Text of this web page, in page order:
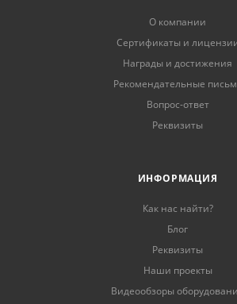
О компании
Сертификаты и
Награды и достижения
Рекомендательные
Вопрос-ответ
Реквизиты
ИНФОРМАЦИЯ
Как нас найти?
Блог
Реквизиты
Наши проекты
Видеообзоры